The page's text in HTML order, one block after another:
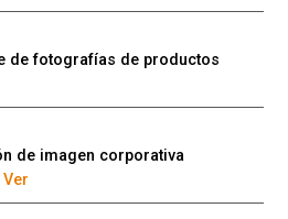
de fotografías de productos
de imagen corporativa
Ver